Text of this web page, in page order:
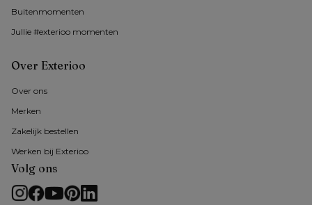
Buitenmomenten
Jullie #exterioo momenten
Over Exterioo
Over ons
Merken
Zakelijk bestellen
Werken bij Exterioo
Volg ons